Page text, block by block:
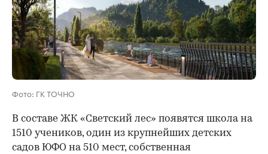
Фото: ГК ТОЧНО
В составе ЖК «Светский лес» появятся школа на
1510 учеников, один из крупнейших детских
садов ЮФО на 510 мест, собственная